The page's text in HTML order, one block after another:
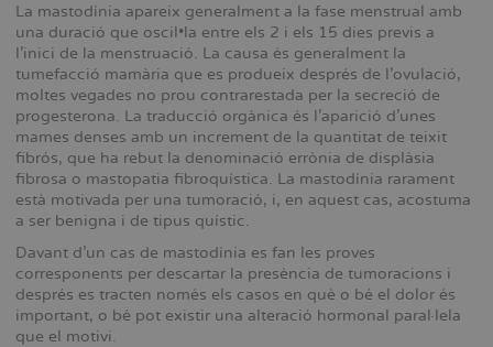
La mastodínia apareix generalment a la fase menstrual amb
una duració que oscil•la entre els 2 i els 15 dies previs a
l’inici de la menstruació. La causa és generalment la
tumefacció mamària que es produeix després de l’ovulació,
moltes vegades no prou contrarestada per la secreció de
progesterona. La traducció orgànica és l’aparició d’unes
mames denses amb un increment de la quantitat de teixit
fibrós, que ha rebut la denominació errònia de displàsia
fibrosa o mastopatia fibroquística. La mastodínia rarament
està motivada per una tumoració, i, en aquest cas, acostuma
a ser benigna i de tipus quístic.
Davant d’un cas de mastodínia es fan les proves
corresponents per descartar la presència de tumoracions i
després es tracten només els casos en què o bé el dolor és
important, o bé pot existir una alteració hormonal paral·lela
que el motivi.